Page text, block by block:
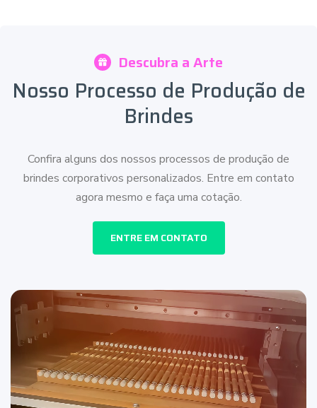
Descubra a Arte
Nosso Processo de Produção de
Brindes
Confira alguns dos nossos processos de produção de
brindes corporativos personalizados. Entre em contato
agora mesmo e faça uma cotação.
ENTRE EM CONTATO